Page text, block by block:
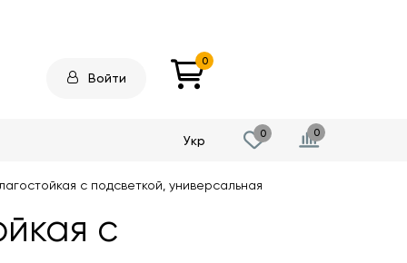
Войти
0
Укр
0 0
с подсветкой, универсальная
с